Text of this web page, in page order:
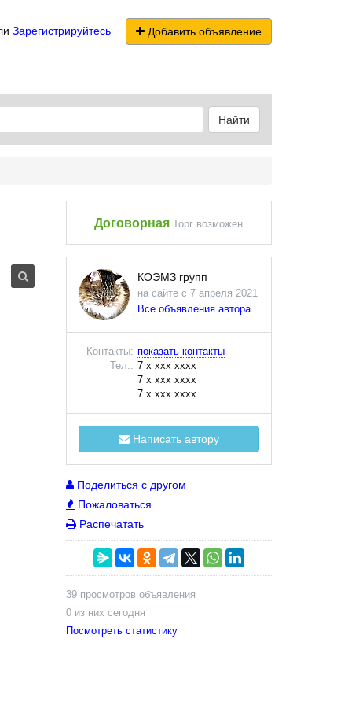
Зарегистрируйтесь Добавить объявление
Найти
ДоговорнаяТорг возможен
КОЭМЗ групп
на сайте с 7 апреля 2021
Все объявления автора
Контакты: показать контакты
Тел.: 7 x xxx xxxx
7 x xxx xxxx
7 x xxx xxxx
Написать автору
Поделиться с другом
Пожаловаться
Распечатать
39 просмотров объявления
0 из них сегодня
Посмотреть статистику